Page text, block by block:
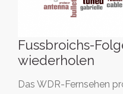
Fussbroichs-
wiederholen
Das WDR-Fernsehen